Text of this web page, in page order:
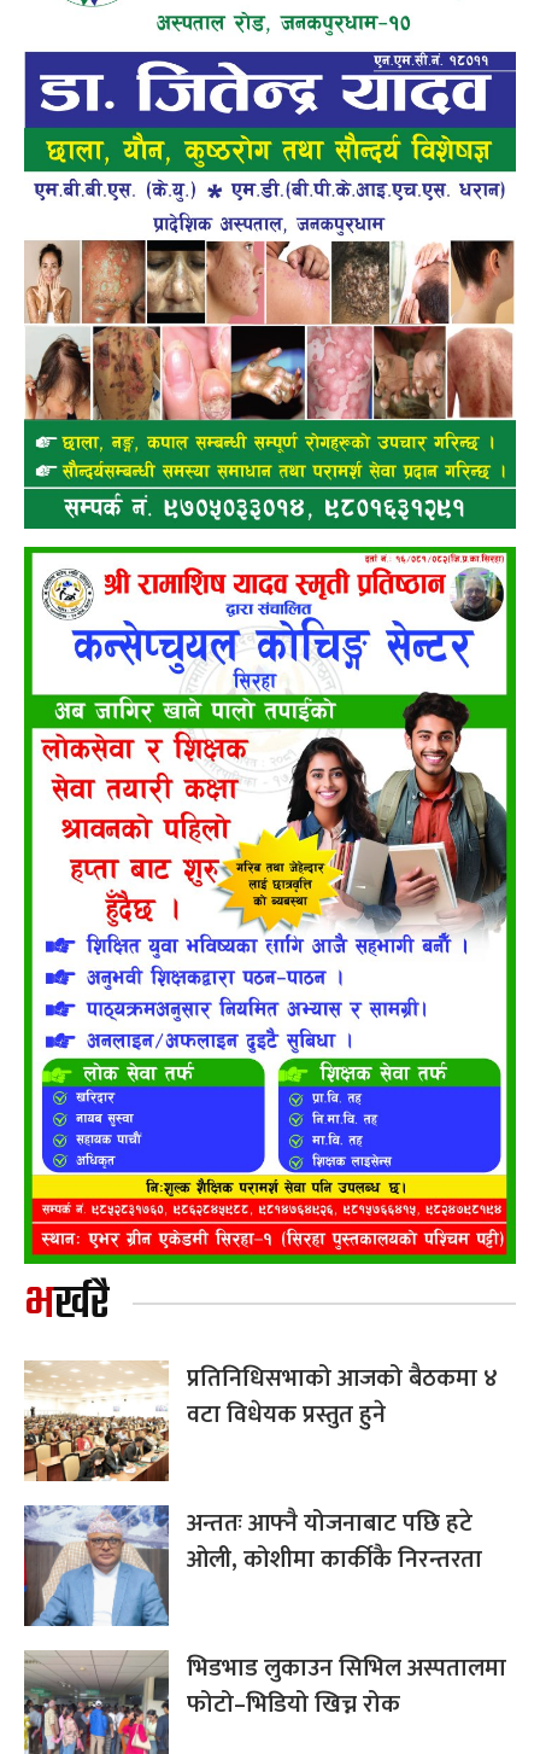
भर्खरै
प्रतिनिधिसभाको आजको बैठकमा ४
वटा विधेयक प्रस्तुत हुने
अन्ततः आफ्नै योजनाबाट पछि हटे
ओली, कोशीमा कार्कीकै निरन्तरता
भिडभाड लुकाउन सिभिल अस्पतालमा
फोटो–भिडियो खिच्न रोक